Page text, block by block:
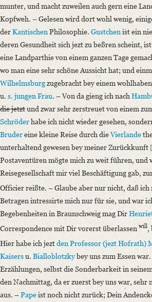
munter, und macht zuweilen auch gern eine
Kopfweh. – Gelesen wird dort wohl wenig,
derKantischenPhilosophie. Gustchenist ein
deren Gesundheit sich jezt zu beßren scheint,
eine Landparthie von einem ganzen Tage
wo man eine sehr schöne Aussicht hat; und
Wilhelmsburgzugebracht bey einem
u. s. jungen Frau. – Von da gieng ich nach
die jetztund zwar sehr zerstreuet von einem
Schröderhabe ich nicht wieder gesehen,
Brudereine kleine Reise durch dieVierlande
unterhaltend gewesen bey meiner Zurückkunft
Postaventüren mögte mich zu weit führen, und
Reisegesellschaft mir viel Beschäftigung gab,
Officier reißte. – Glaube aber nur nicht, daß
Betragen intressirte mich nur für sie, und war
Begebenheiten in Braunschweig mag Dir
Correspondence mit Dir vorerst überlassen will,
Hier habe ich jeztden Professor (jezt Hofrath)
Kaisersu. Bialloblotzkybey uns zum Essen
Erzählungen, selbst die Sonderbarkeit in
den Nachmittag, da er zuerst bey uns war,
aus. –Papeist noch nicht zurück; Dein